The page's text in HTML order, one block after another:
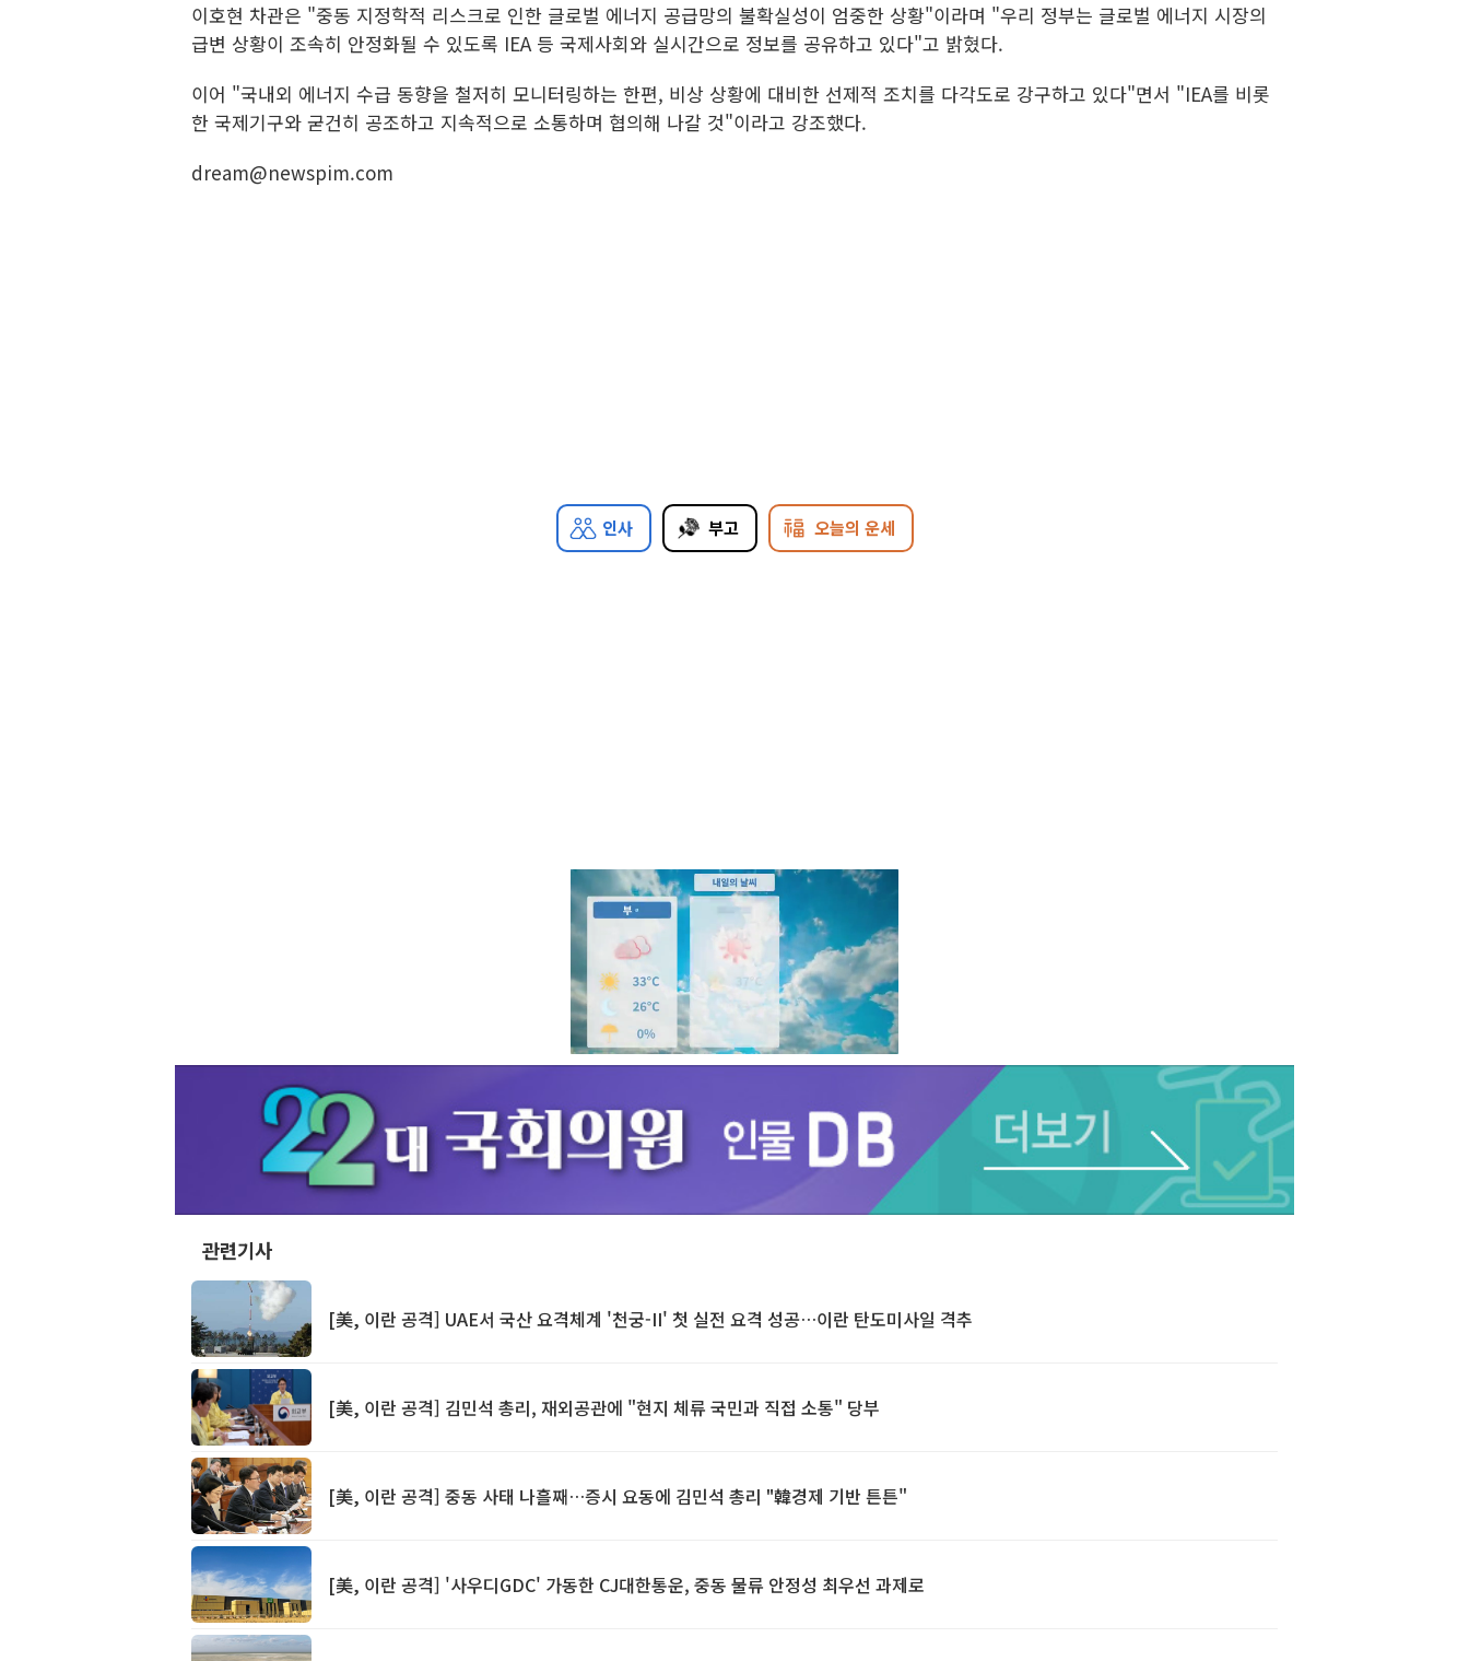
이호현 차관은 "중동 지정학적 리스크로 인한 글로벌 에너지 공급망의 불확실성이 엄중한 상황"이라며 "우리 정부는 글로벌 에너지 시장의
급변 상황이 조속히 안정화될 수 있도록 IEA 등 국제사회와 실시간으로 정보를 공유하고 있다"고 밝혔다.
이어 "국내외 에너지 수급 동향을 철저히 모니터링하는 한편, 비상 상황에 대비한 선제적 조치를 다각도로 강구하고 있다"면서 "IEA를 비롯
한 국제기구와 굳건히 공조하고 지속적으로 소통하며 협의해 나갈 것"이라고 강조했다.
dream@newspim.com
인사 부고 오늘의 운세
Unmute
관련기사
[美, 이란 공격] UAE서 국산 요격체계 '천궁-II' 첫 실전 요격 성공…이란 탄도미사일 격추
[美, 이란 공격] 김민석 총리, 재외공관에 "현지 체류 국민과 직접 소통" 당부
[美, 이란 공격] 중동 사태 나흘째…증시 요동에 김민석 총리 "韓경제 기반 튼튼"
[美, 이란 공격] '사우디GDC' 가동한 CJ대한통운, 중동 물류 안정성 최우선 과제로